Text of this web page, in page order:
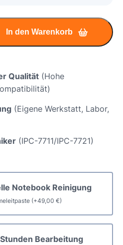
Notebook Reinigung
(+49,00 €)
Bearbeitung
In den Warenkorb
Qualität (Hohe
(Eigene Werkstatt, Labor,
(IPC-7711/IPC-7721)